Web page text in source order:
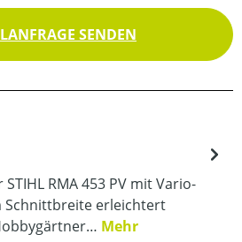
SENDEN
RMA 453 PV mit Vario-
Schnittbreite erleichtert
Mehr